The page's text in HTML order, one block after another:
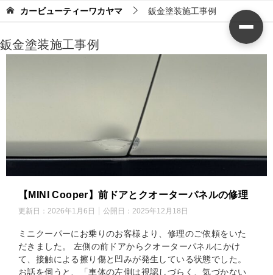
カービューティーワカヤマ 鈑金塗装施工事例
鈑金塗装施工事例
【MINI Cooper】前ドアとクオーターパネルの修理
更新日： 2026年1月6日 公開日： 2025年12月18日
ミニクーパーにお乗りのお客様より、修理のご依頼をいた
だきました。 左側の前ドアからクオーターパネルにかけ
て、接触による擦り傷と凹みが発生している状態でした。
お話を伺うと、「車体の左側は視認しづらく、気づかない